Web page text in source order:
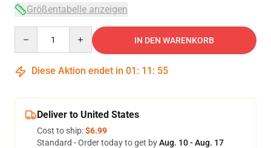
Größentabelle anzeigen
IN DEN WARENKORB
Diese Aktion endet in 01 : 11 : 54
Deliver to United States
Cost to ship:$6.99
Standard - Order today to get byAug. 10 - Aug. 17